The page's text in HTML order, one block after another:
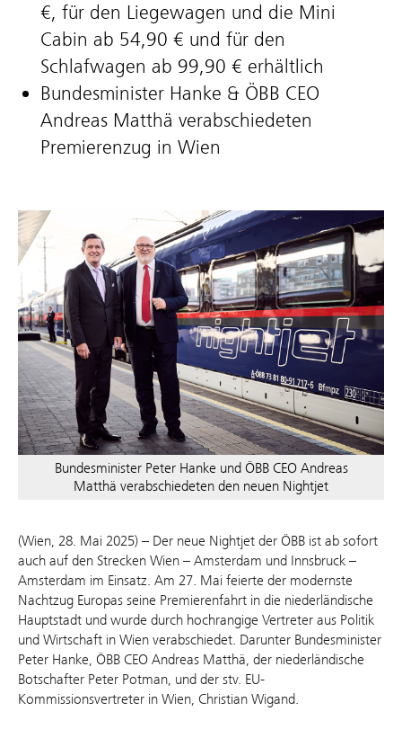
€, für den Liegewagen und die Mini
Cabin ab 54,90 € und für den
Schlafwagen ab 99,90 € erhältlich
Bundesminister Hanke & ÖBB CEO
Andreas Matthä verabschiedeten
Premierenzug in Wien
Bundesminister Peter Hanke und ÖBB CEO Andreas
Matthä verabschiedeten den neuen Nightjet
(Wien, 28. Mai 2025) – Der neue Nightjet der ÖBB ist ab sofort
auch auf den Strecken Wien – Amsterdam und Innsbruck –
Amsterdam im Einsatz. Am 27. Mai feierte der modernste
Nachtzug Europas seine Premierenfahrt in die niederländische
Hauptstadt und wurde durch hochrangige Vertreter aus Politik
und Wirtschaft in Wien verabschiedet. Darunter Bundesminister
Peter Hanke, ÖBB CEO Andreas Matthä, der niederländische
Botschafter Peter Potman, und der stv. EU-
Kommissionsvertreter in Wien, Christian Wigand.